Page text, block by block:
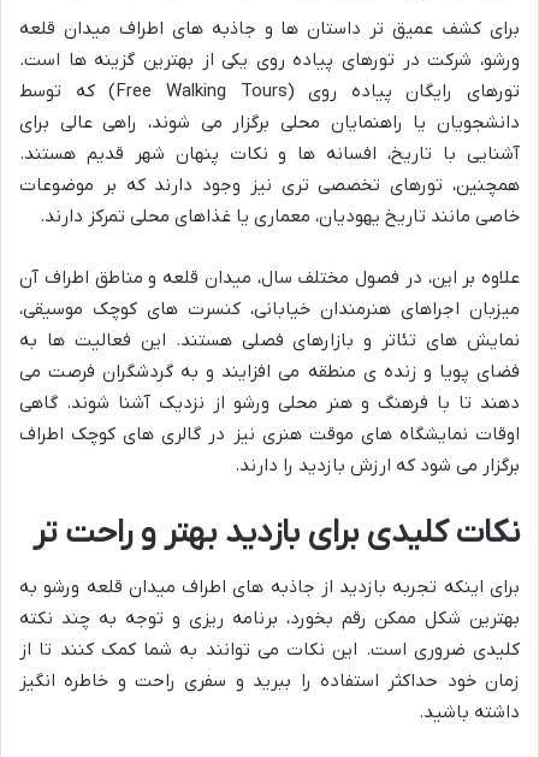
برای کشف عمیق تر داستان ها و جاذبه های اطراف میدان قلعه
ورشو، شرکت در تورهای پیاده روی یکی از بهترین گزینه ها است.
تورهای رایگان پیاده روی (Free Walking Tours) که توسط
دانشجویان یا راهنمایان محلی برگزار می شوند، راهی عالی برای
آشنایی با تاریخ، افسانه ها و نکات پنهان شهر قدیم هستند.
همچنین، تورهای تخصصی تری نیز وجود دارند که بر موضوعات
خاصی مانند تاریخ یهودیان، معماری یا غذاهای محلی تمرکز دارند.
علاوه بر این، در فصول مختلف سال، میدان قلعه و مناطق اطراف آن
میزبان اجراهای هنرمندان خیابانی، کنسرت های کوچک موسیقی،
نمایش های تئاتر و بازارهای فصلی هستند. این فعالیت ها به
فضای پویا و زنده ی منطقه می افزایند و به گردشگران فرصت می
دهند تا با فرهنگ و هنر محلی ورشو از نزدیک آشنا شوند. گاهی
اوقات نمایشگاه های موقت هنری نیز در گالری های کوچک اطراف
برگزار می شود که ارزش بازدید را دارند.
نکات کلیدی برای بازدید بهتر و راحت تر
برای اینکه تجربه بازدید از جاذبه های اطراف میدان قلعه ورشو به
بهترین شکل ممکن رقم بخورد، برنامه ریزی و توجه به چند نکته
کلیدی ضروری است. این نکات می توانند به شما کمک کنند تا از
زمان خود حداکثر استفاده را ببرید و سفری راحت و خاطره انگیز
داشته باشید.